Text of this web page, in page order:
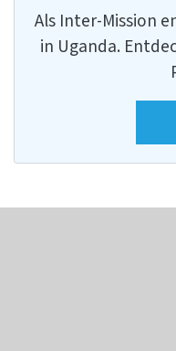
Als Inter-Mission
in Uganda.